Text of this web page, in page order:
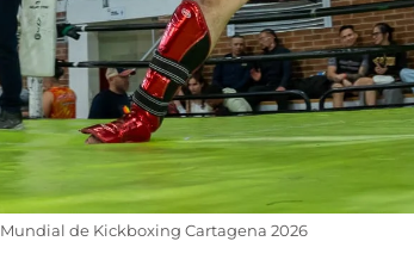
Mundial de Kickboxing Cartagena 2026